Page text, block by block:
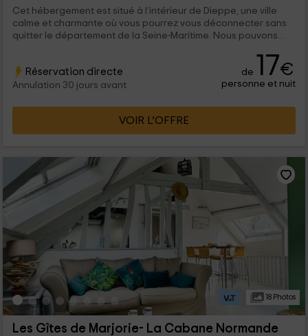
Cet hébergement est situé à l’intérieur de Dieppe, une ville
calme et charmante où vous pourrez vous déconnecter sans
quitter le département de la Seine-Maritime. Nous pouvons
Réservation directe
Annulation 30 jours avant
de 17€
personne et nuit
VOIR L’OFFRE
18 Photos
Les Gîtes de Marjorie- La Cabane Normande